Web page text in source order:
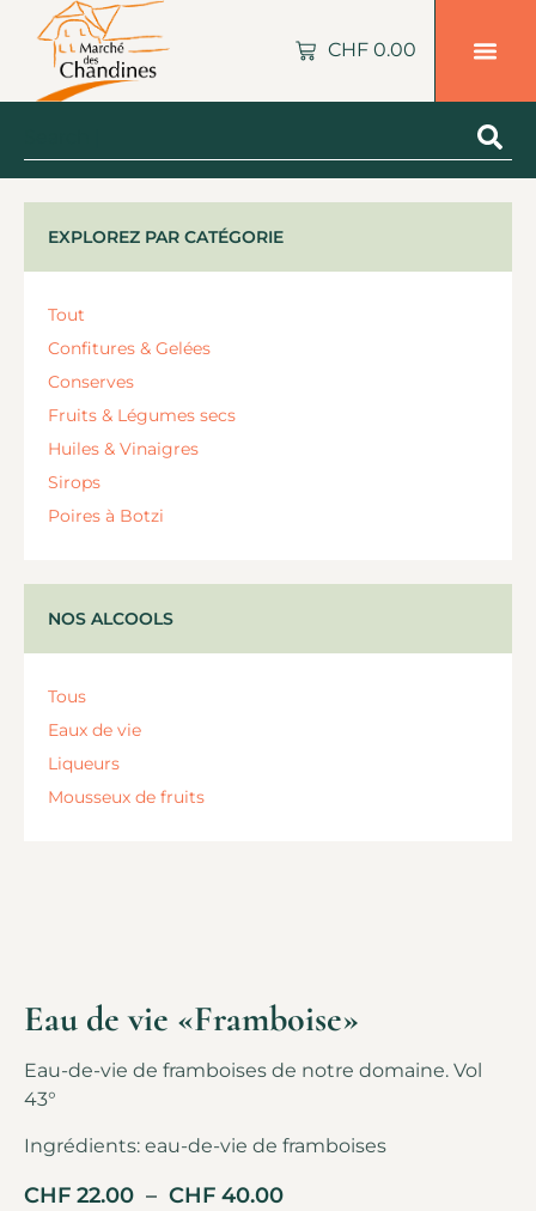
CHF0.00
EXPLOREZ PAR CATÉGORIE
Tout
Confitures & Gelées
Conserves
Fruits & Légumes secs
Huiles & Vinaigres
Sirops
Poires à Botzi
NOS ALCOOLS
Tous
Eaux de vie
Liqueurs
Mousseux de fruits
Eau de vie «Framboise»
Eau-de-vie de framboises de notre domaine. Vol
43°
Ingrédients: eau-de-vie de framboises
CHF 22.00 – CHF 40.00